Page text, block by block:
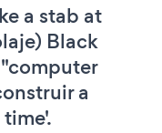
a stab at
Black
a